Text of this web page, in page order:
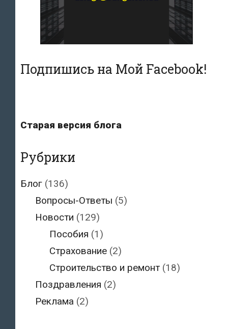
Подпишись на Мой Facebook!
Старая версия блога
Рубрики
Блог (136)
Вопросы-Ответы (5)
Новости (129)
Пособия (1)
Страхование (2)
Строительство и ремонт (18)
Поздравления (2)
Реклама (2)